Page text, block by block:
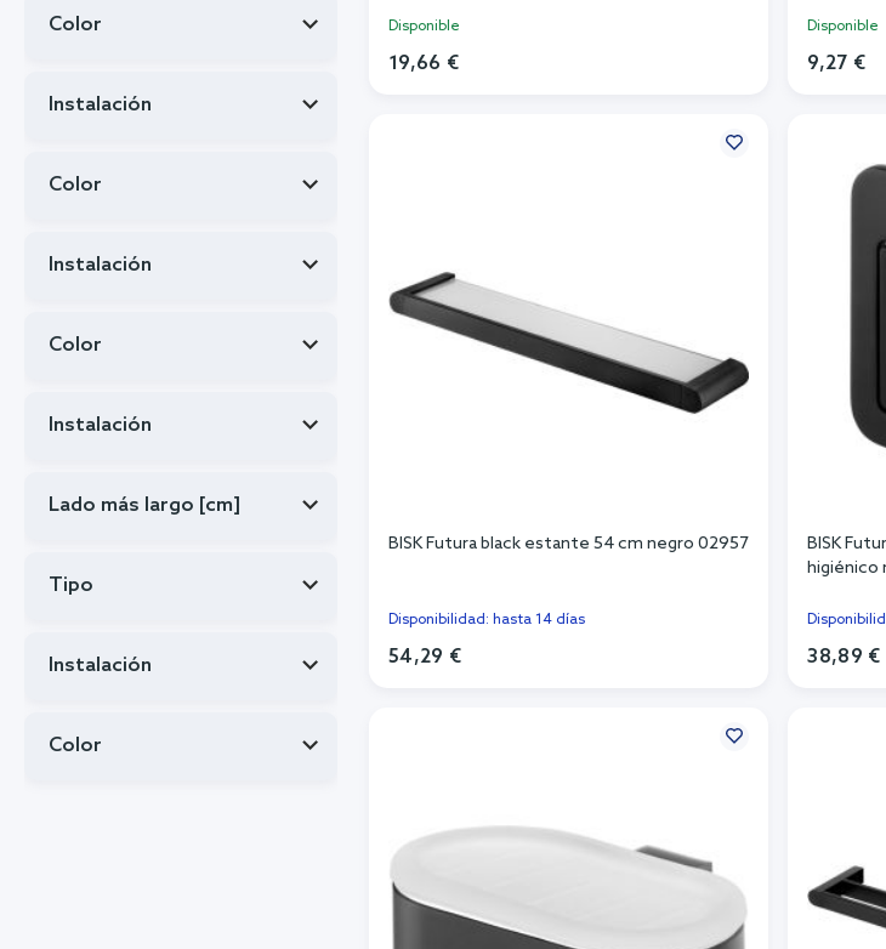
Disponible
19,66 €
Disponible
9,27 €
BISK Futura black estante 54 cm negro 02957
Disponibilidad: hasta 14 días
54,29 €
BISK
higiénico
38,89 €
Color
Instalación
Color
Instalación
Color
Instalación
Lado más largo [cm]
Tipo
Instalación
Color